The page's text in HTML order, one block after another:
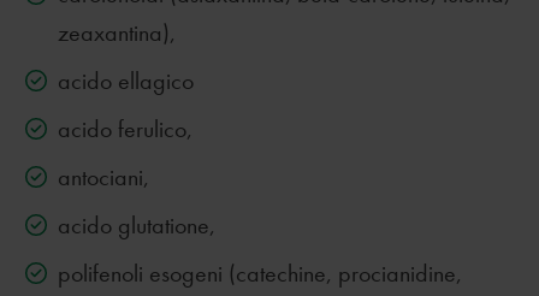
zeaxantina),
acido ellagico
acido ferulico,
antociani,
acido glutatione,
polifenoli esogeni (catechine, procianidine,